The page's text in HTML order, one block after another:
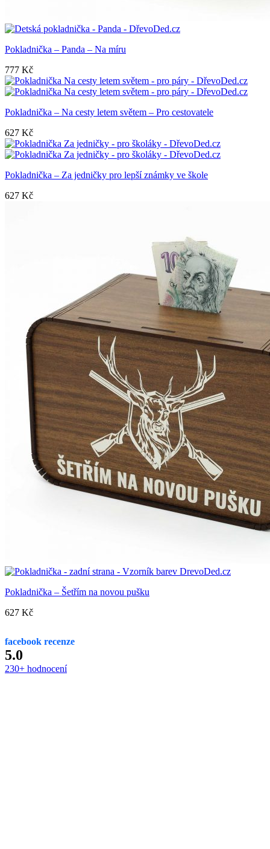
Pokladnička – Panda – Na míru
777 Kč
Pokladnička – Na cesty letem světem – Pro cestovatele
627 Kč
Pokladnička – Za jedničky pro lepší známky ve škole
627 Kč
Pokladnička – Šetřím na novou pušku
627 Kč
facebook recenze
5.0
230+ hodnocení